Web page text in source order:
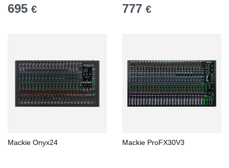
695 € 777 €
Mackie Onyx24 Mackie ProFX30V3